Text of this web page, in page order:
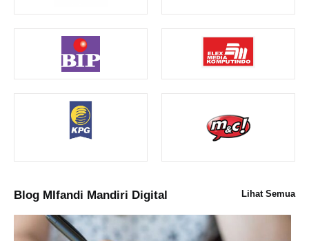
Blog MIfandi Mandiri Digital Lihat Semua